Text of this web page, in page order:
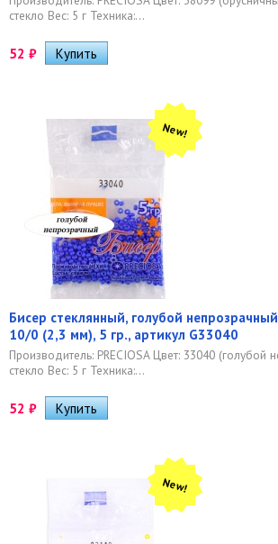
стекло Вес: 5 г Техника:...
52 ₽
New!
Бисер стеклянный, голубой
10/0 (2,3 мм), 5 гр., артикул G33040
Производитель: PRECIOSA Цвет: 33040 (голубой
стекло Вес: 5 г Техника:...
52 ₽
New!